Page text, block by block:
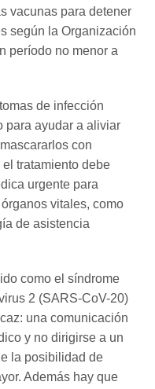
vacunas para detener
según la Organización
período no menor a
de infección
para ayudar a aliviar
con
tratamiento debe
urgente para
vitales, como
de asistencia
como el síndrome
2 (SARS-CoV-20)
una comunicación
y no dirigirse a un
la posibilidad de
Además hay que